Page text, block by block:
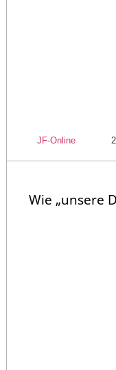
JF-Online 2
Wie „unsere